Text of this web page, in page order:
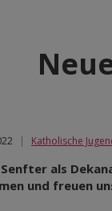
| Katholische
Senfter als
und freuen